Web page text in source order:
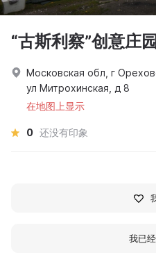
“古斯利察”创意庄园
Московская обл, г
ул Митрохинская, д 8
在地图上显示
0 还没有印象
我已